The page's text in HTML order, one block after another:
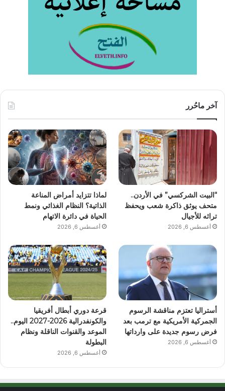
آخر ماحُرر
“البيت الشركسي” في الأردن..
متحف يوثق ذاكرة شعب ويحفظ
تراثه للأجيال
أغسطس 6, 2026
لماذا تتزايد أمراض المناعة
الذاتية؟ النظام الغذائي ونمط
الحياة في دائرة الاتهام
أغسطس 6, 2026
أستراليا تعتزم مناقشة الرسوم
الجمركية الأمريكية مع ترمب بعد
فرض رسوم جديدة على وارداتها
أغسطس 6, 2026
قرعة دوري أبطال أفريقيا
والكونفدرالية 2026-2027 اليوم..
الموعد والقنوات الناقلة ونظام
البطولة
أغسطس 6, 2026